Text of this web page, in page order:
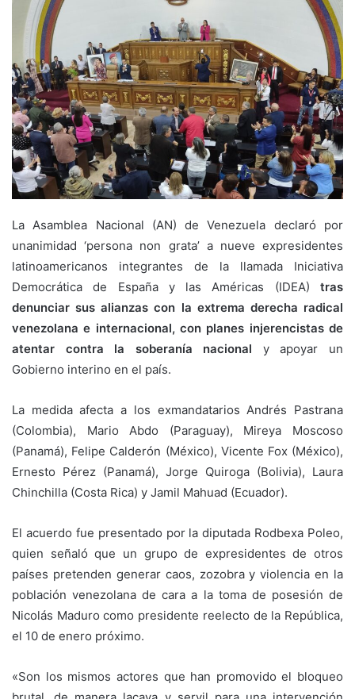
La Asamblea Nacional (AN) de Venezuela declaró por
unanimidad ‘persona non grata’ a nueve expresidentes
latinoamericanos integrantes de la llamada Iniciativa
Democrática de España y las Américas (IDEA) tras
denunciar sus alianzas con la extrema derecha radical
venezolana e internacional, con planes injerencistas de
atentar contra la soberanía nacional y apoyar un
Gobierno interino en el país.
La medida afecta a los exmandatarios Andrés Pastrana
(Colombia), Mario Abdo (Paraguay), Mireya Moscoso
(Panamá), Felipe Calderón (México), Vicente Fox (México),
Ernesto Pérez (Panamá), Jorge Quiroga (Bolivia), Laura
Chinchilla (Costa Rica) y Jamil Mahuad (Ecuador).
El acuerdo fue presentado por la diputada Rodbexa Poleo,
quien señaló que un grupo de expresidentes de otros
países pretenden generar caos, zozobra y violencia en la
población venezolana de cara a la toma de posesión de
Nicolás Maduro como presidente reelecto de la República,
el 10 de enero próximo.
«Son los mismos actores que han promovido el bloqueo